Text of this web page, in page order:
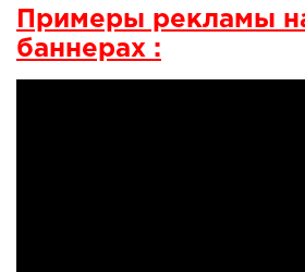
Примеры рекламы
баннерах :